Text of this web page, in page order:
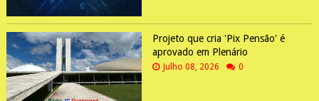
Projeto que cria 'Pix Pensão' é
aprovado em Plenário
Julho 08, 2026 0